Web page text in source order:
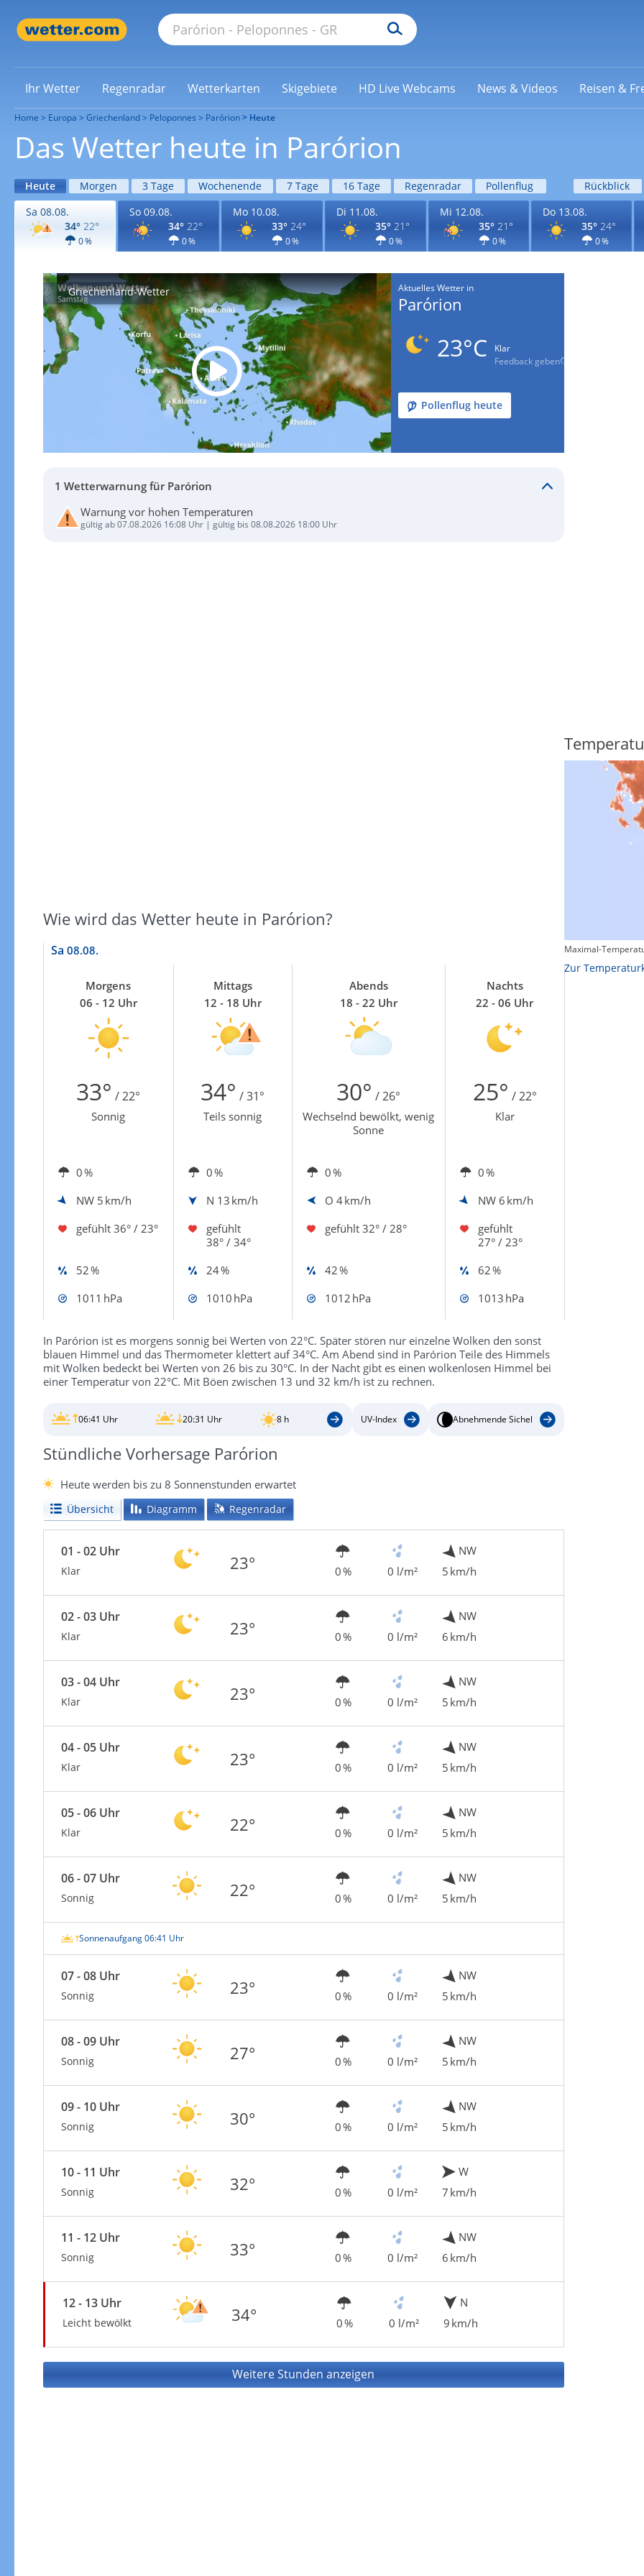
Ihr Wetter Regenradar Wetterkarten Skigebiete HD Live Webcams News & Videos Reisen &
Home Europa Griechenland Peloponnes Parórion Heute
Das Wetter heute in Parórion
Heute Morgen 3 Tage Wochenende 7 Tage 16 Tage Regenradar Pollenflug
Rückblick
Sa 08.08.
34° 22°
0 %
So 09.08.
34° 22°
0 %
Mo 10.08.
33° 24°
0 %
Di 11.08.
35° 21°
0 %
Mi 12.08.
35° 21°
0 %
Do 13.08.
35° 24°
0 %
Griechenland-Wetter Aktuelles Wetter in
Parórion
23°C
Klar
Feedback geben
Pollenflug heute
1 Wetterwarnung für Parórion
Warnung vor hohen Temperaturen
gültig ab 07.08.2026 16:08 Uhr | gültig bis 08.08.2026 18:00 Uhr
Wie wird das Wetter heute in Parórion?
Sa 08.08.
Morgens
06 - 12 Uhr
Mittags
12 - 18 Uhr
Abends
18 - 22 Uhr
Nachts
22 - 06 Uhr
33° / 22° 34° / 31° 30° / 26° 25° / 22°
Sonnig Teils sonnig
Wechselnd bewölkt, wenig
Sonne
Klar
0 % 0 % 0 %
0 %
NW 5 km/h N 13 km/h O 4 km/h NW 6 km/h
gefühlt 36° / 23°
gefühlt
38° / 34°
gefühlt 32° / 28°
gefühlt
27° / 23°
52 %
24 % 42 %
62 %
1011 hPa
1010 hPa 1012 hPa 1013 hPa
In Parórion ist es morgens sonnig bei Werten von 22°C. Später stören nur einzelne Wolken den sonst
blauen Himmel und das Thermometer klettert auf 34°C. Am Abend sind in Parórion Teile des Himmels
mit Wolken bedeckt bei Werten von 26 bis zu 30°C. In der Nacht gibt es einen wolkenlosen Himmel bei
einer Temperatur von 22°C. Mit Böen zwischen 13 und 32 km/h ist zu rechnen.
06:41 Uhr 20:31 Uhr 8 h UV-Index Abnehmende Sichel
Stündliche Vorhersage Parórion
Heute werden bis zu 8 Sonnenstunden erwartet
Übersicht Diagramm Regenradar
01 - 02 Uhr
Klar 23° 0 % 0 l/m²
NW
5 km/h
02 - 03 Uhr
Klar 23° 0 % 0 l/m²
NW
6 km/h
03 - 04 Uhr
Klar 23° 0 % 0 l/m²
NW
5 km/h
04 - 05 Uhr
Klar 23° 0 % 0 l/m²
NW
5 km/h
05 - 06 Uhr
Klar 22° 0 % 0 l/m²
NW
5 km/h
06 - 07 Uhr
Sonnig 22° 0 % 0 l/m²
NW
5 km/h
Sonnenaufgang 06:41 Uhr
07 - 08 Uhr
Sonnig 23° 0 % 0 l/m²
NW
5 km/h
08 - 09 Uhr
Sonnig 27° 0 % 0 l/m²
NW
5 km/h
09 - 10 Uhr
Sonnig 30° 0 % 0 l/m²
NW
5 km/h
10 - 11 Uhr
Sonnig 32° 0 % 0 l/m²
W
7 km/h
11 - 12 Uhr
Sonnig 33° 0 % 0 l/m²
NW
6 km/h
12 - 13 Uhr
Leicht bewölkt 34° 0 % 0 l/m²
N
9 km/h
Weitere Stunden anzeigen
Zur Gewitterrisikokarte
Maximal-
Zur